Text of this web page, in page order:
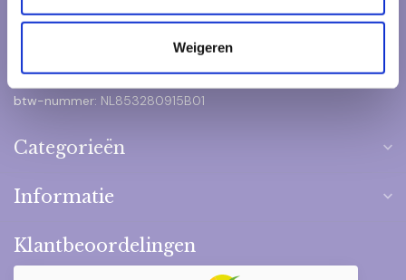
Weigeren
Contact@het-pakketje.nl
KVK nummer:59015845
btw-nummer: NL853280915B01
Categorieën
Informatie
Klantbeoordelingen